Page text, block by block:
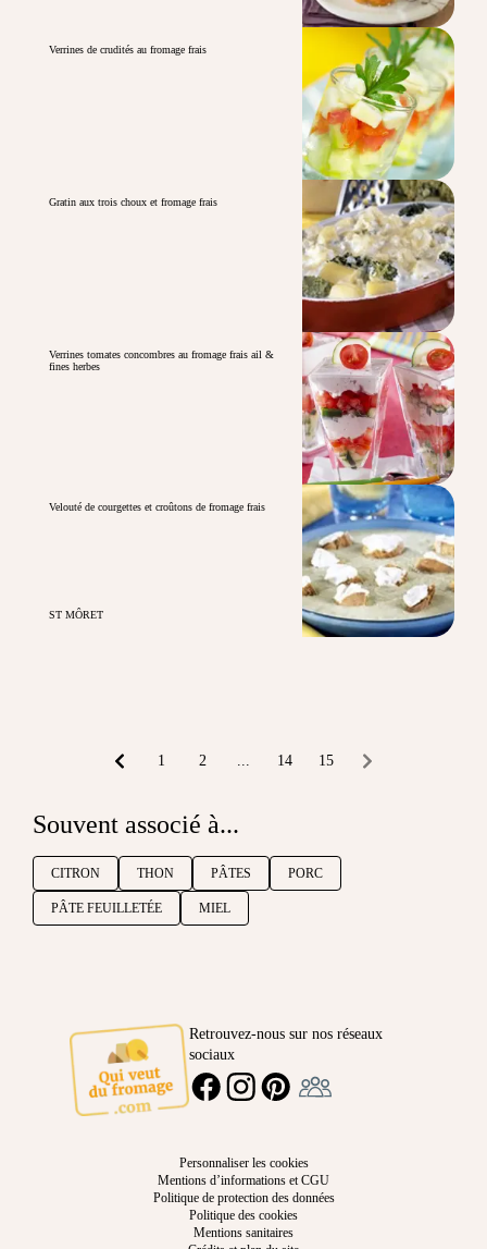
Verrines de crudités au fromage frais
Gratin aux trois choux et fromage frais
Verrines tomates concombres au fromage frais ail &
fines herbes
Velouté de courgettes et croûtons de fromage frais
ST MÔRET
1 2 ... 14 15
Souvent associé à...
CITRON THON PÂTES PORC
PÂTE FEUILLETÉE MIEL
Retrouvez-nous sur nos réseaux
sociaux
FACEBOOKINSTAGRAMPINTEREST
Personnaliser les cookies
Mentions d’informations et CGU
Politique de protection des données
Politique des cookies
Mentions sanitaires